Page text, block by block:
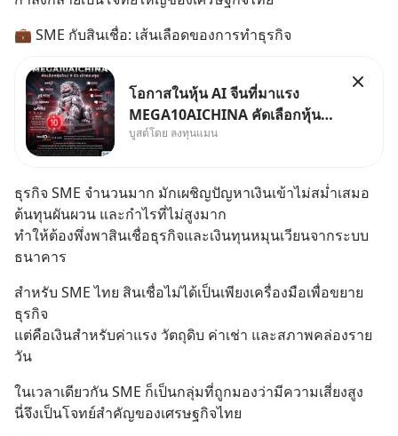
💼 SME กับสินเชื่อ: เส้นเลือดของการทำธุรกิจ
โอกาสในหุ้น AI จีนที่มาแรง
MEGA10AICHINA คัดเลือกหุ้น
ใหม่ 9 ตัว เข้ากองทุน.. ครอบคลุม
50% ค่าธรรมเนียมซื้อ | ยอด 2
ล้านบาทขึ้นไป ฟรีค่าธรร
บูสต์โดย ลงทุนแมน
ธุรกิจ SME จำนวนมาก มักเผชิญปัญหาเงินเข้าไม่สม่ำเสมอ
ต้นทุนผันผวน และกำไรที่ไม่สูงมาก
ทำให้ต้องพึ่งพาสินเชื่อธุรกิจและเงินทุนหมุนเวียนจากระบบ
ธนาคาร
สำหรับ SME ไทย สินเชื่อไม่ได้เป็นเพียงเครื่องมือเพื่อขยาย
ธุรกิจ
แต่คือเงินสำหรับค่าแรง วัตถุดิบ ค่าเช่า และสภาพคล่องราย
วัน
ในเวลาเดียวกัน SME ก็เป็นกลุ่มที่ถูกมองว่ามีความเสี่ยงสูง
นี่จึงเป็นโจทย์สำคัญของเศรษฐกิจไทย